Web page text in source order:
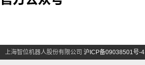
上海智位机器人股份有限公司 沪ICP备09038501号-4